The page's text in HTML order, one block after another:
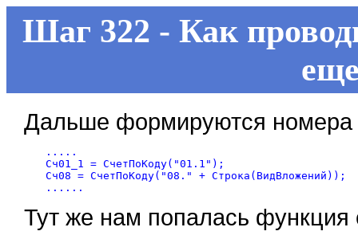
Шаг 322 - Как
Дальше формируются номера
.....
Сч01_1 = СчетПоКоду("01.1");
Сч08 = СчетПоКоду("08." + Строка(ВидВложений));
Тут же нам попалась функция